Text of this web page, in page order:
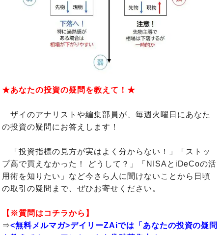
★あなたの投資の疑問を教えて！★
ザイのアナリストや編集部員が、毎週火曜日にあなた
の投資の疑問にお答えします！
「投資指標の見方が実はよく分からない！」「ストッ
プ高で買えなかった！ どうして？」「NISAとiDeCoの活
用術を知りたい」など今さら人に聞けないことから日頃
の取引の疑問まで、ぜひお寄せください。
【※質問はコチラから】
⇒<無料メルマガ>デイリーZAiでは「あなたの投資の疑問